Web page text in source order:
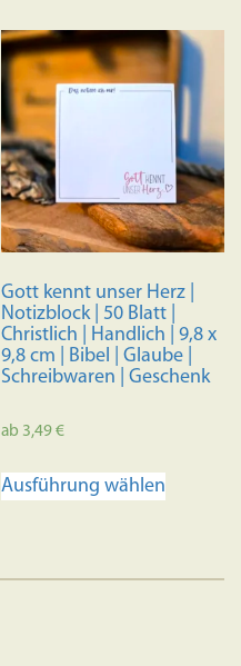
Gott kennt unser Herz |
Notizblock | 50 Blatt |
Christlich | Handlich | 9,8 x
9,8 cm | Bibel | Glaube |
Schreibwaren | Geschenk
ab 3,49€
Ausführung wählen